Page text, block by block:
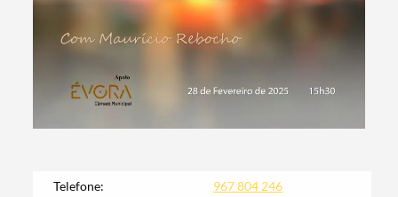
Telefone: 967 804 246